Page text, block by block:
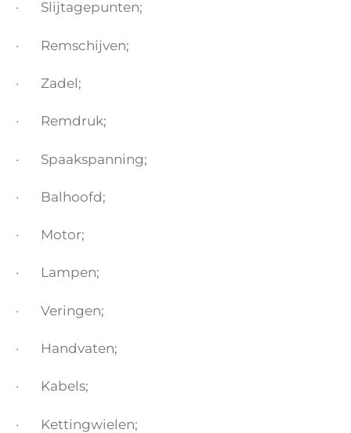
· Slijtagepunten;
· Remschijven;
· Zadel;
· Remdruk;
· Spaakspanning;
· Balhoofd;
· Motor;
· Lampen;
· Veringen;
· Handvaten;
· Kabels;
· Kettingwielen;